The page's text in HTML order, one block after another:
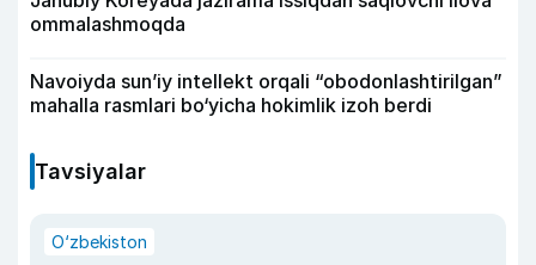
ommalashmoqda
Navoiyda sun’iy intellekt orqali “obodonlashtirilgan”
mahalla rasmlari bo‘yicha hokimlik izoh berdi
Tavsiyalar
O‘zbekiston